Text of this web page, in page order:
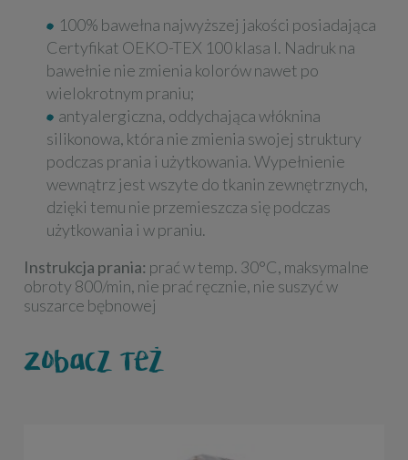
100% bawełna najwyższej jakości posiadająca
Certyfikat OEKO-TEX 100 klasa I. Nadruk na
bawełnie nie zmienia kolorów nawet po
wielokrotnym praniu;
antyalergiczna, oddychająca włóknina
silikonowa, która nie zmienia swojej struktury
podczas prania i użytkowania. Wypełnienie
wewnątrz jest wszyte do tkanin zewnętrznych,
dzięki temu nie przemieszcza się podczas
użytkowania i w praniu.
Instrukcja prania: prać w temp. 30°C, maksymalne
obroty 800/min, nie prać ręcznie, nie suszyć w
suszarce bębnowej
Zobacz też